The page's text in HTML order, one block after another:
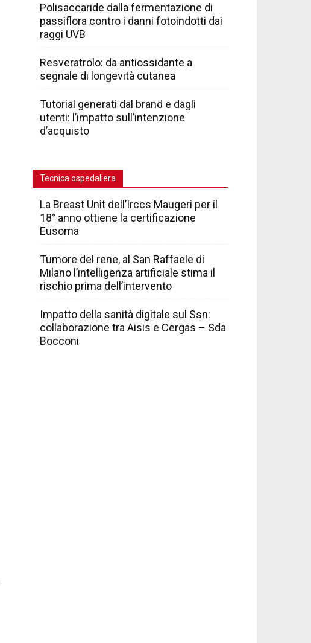
Polisaccaride dalla fermentazione di
passiflora contro i danni fotoindotti dai
raggi UVB
Resveratrolo: da antiossidante a
segnale di longevità cutanea
Tutorial generati dal brand e dagli
utenti: l’impatto sull’intenzione
d’acquisto
Tecnica ospedaliera
La Breast Unit dell’Irccs Maugeri per il
18° anno ottiene la certificazione
Eusoma
Tumore del rene, al San Raffaele di
Milano l’intelligenza artificiale stima il
rischio prima dell’intervento
Impatto della sanità digitale sul Ssn:
collaborazione tra Aisis e Cergas – Sda
Bocconi